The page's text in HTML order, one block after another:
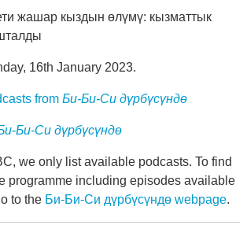
жашар кыздын өлүмү: кызматтык
16th January 2023.
from Би-Би-Си дүрбүсүндө
Би-Си дүрбүсүндө
we only list available podcasts. To find
programme including episodes available
to the Би-Би-Си дүрбүсүндө webpage.